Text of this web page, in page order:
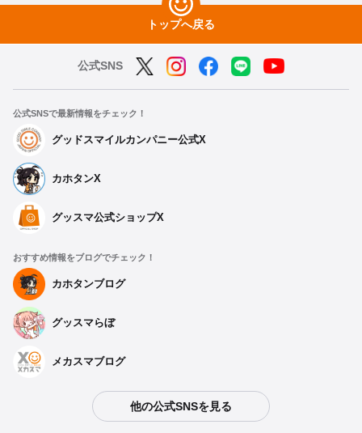
トップへ戻る
公式SNS
公式SNSで最新情報をチェック！
グッドスマイルカンパニー公式X
カホタンX
グッスマ公式ショップX
おすすめ情報をブログでチェック！
カホタンブログ
グッスマらぼ
メカスマブログ
他の公式SNSを見る